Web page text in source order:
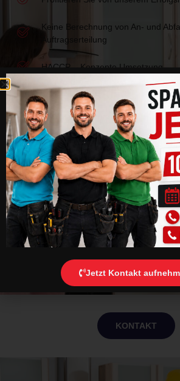
Kontakt per WhatsApp
+4915792394250
E-Mail
info@darmstadt-fs-
Faire, Verbraucherschutz-konforme
Unkomplizierte
Experten
Umweltschonende Verfahren
Keine Berechnung von An- und
Auftragserteilung
HACCP – Konzepte Umsetzung
KONTAKT
Jetzt Kontakt